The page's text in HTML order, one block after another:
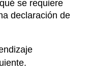
se requiere
declaración de